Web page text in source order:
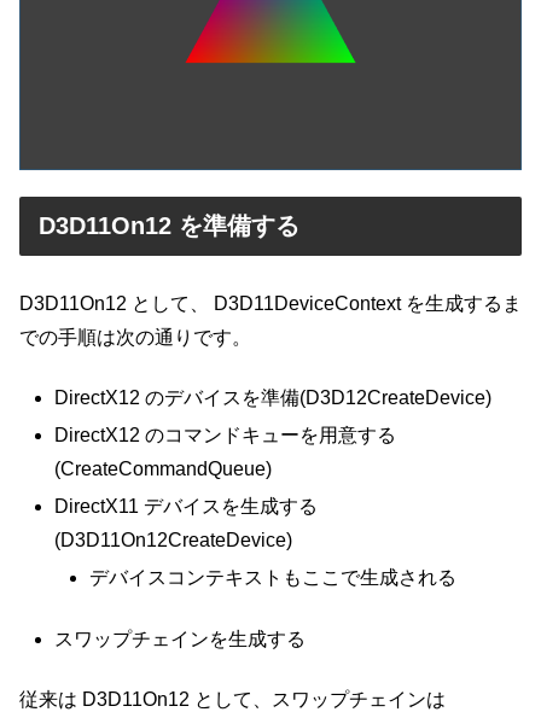
D3D11On12 を準備する
D3D11On12 として、 D3D11DeviceContext を生成するま
での手順は次の通りです。
DirectX12 のデバイスを準備(D3D12CreateDevice)
DirectX12 のコマンドキューを用意する
(CreateCommandQueue)
DirectX11 デバイスを生成する
(D3D11On12CreateDevice)
デバイスコンテキストもここで生成される
スワップチェインを生成する
従来は D3D11On12 として、スワップチェインは